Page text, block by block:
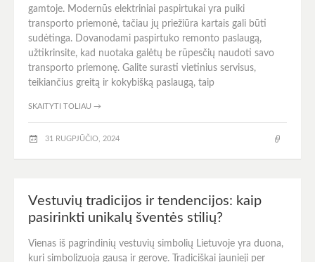
gamtoje. Modernūs elektriniai paspirtukai yra puiki
transporto priemonė, tačiau jų priežiūra kartais gali būti
sudėtinga. Dovanodami paspirtuko remonto paslaugą,
užtikrinsite, kad nuotaka galėtų be rūpesčių naudoti savo
transporto priemonę. Galite surasti vietinius servisus,
teikiančius greitą ir kokybišką paslaugą, taip
SKAITYTI TOLIAU →
31 RUGPJŪČIO, 2024
Vestuvių tradicijos ir tendencijos: kaip
pasirinkti unikalų šventės stilių?
Vienas iš pagrindinių vestuvių simbolių Lietuvoje yra duona,
kuri simbolizuoja gausą ir gerovę. Tradiciškai jaunieji per